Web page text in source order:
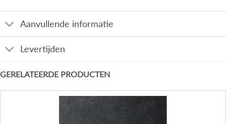
Aanvullende informatie
Levertijden
GERELATEERDE PRODUCTEN